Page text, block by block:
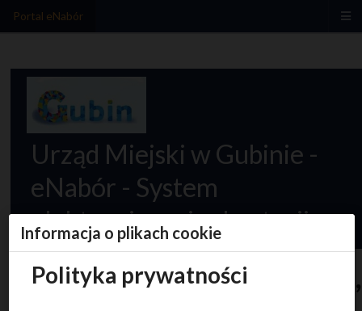
Portal eNabór
Urząd Miejski w Gubinie -
eNabór - System
elektronicznej rekrutacji
Rekrutacja do przedszkoli,
Informacja o plikach cookie
Polityka prywatności